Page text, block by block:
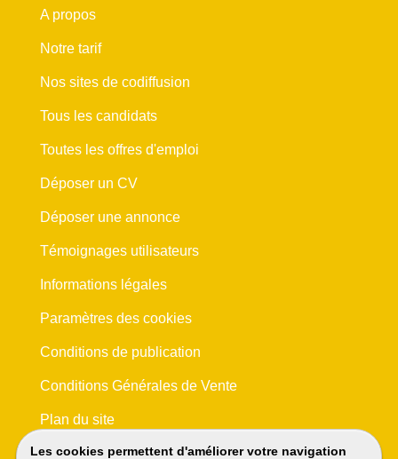
Les cookies permettent d'améliorer votre navigation
A propos
Notre tarif
Nos sites de codiffusion
Tous les candidats
Toutes les offres d'emploi
Déposer un CV
Déposer une annonce
Témoignages utilisateurs
Informations légales
Paramètres des cookies
Conditions de publication
Conditions Générales de Vente
Plan du site